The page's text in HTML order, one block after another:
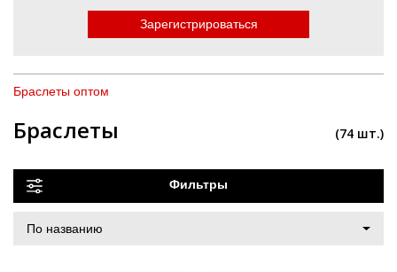
Зарегистрироваться
Браслеты оптом
Браслеты (74 шт.)
Фильтры